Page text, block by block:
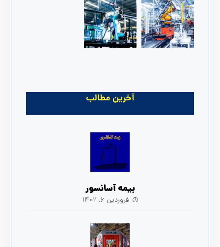
آخرین مطالب
بیمه آسانسور
فروردین ۶, ۱۴۰۲